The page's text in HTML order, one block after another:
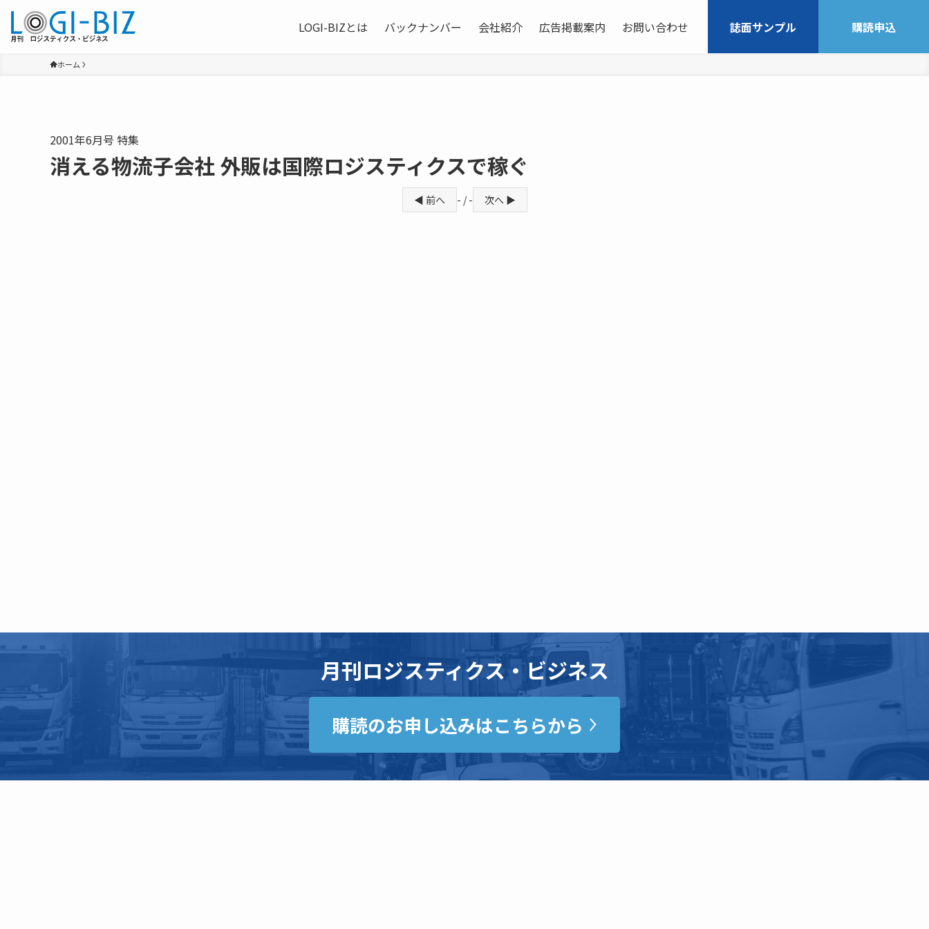
LOGI-BIZとは バックナンバー 会社紹介 広告掲載案内 お問い合わせ 誌面サンプル 購読申込
ホーム
2001年6月号 特集
消える物流子会社 外販は国際ロジスティクスで稼ぐ
◀ 前へ - / - 次へ ▶
月刊ロジスティクス・ビジネス
購読のお申し込みはこちらから